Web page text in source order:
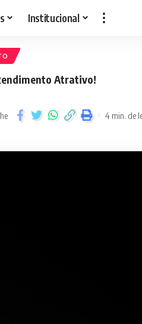
Institucional
Atrativo!
4 min. de